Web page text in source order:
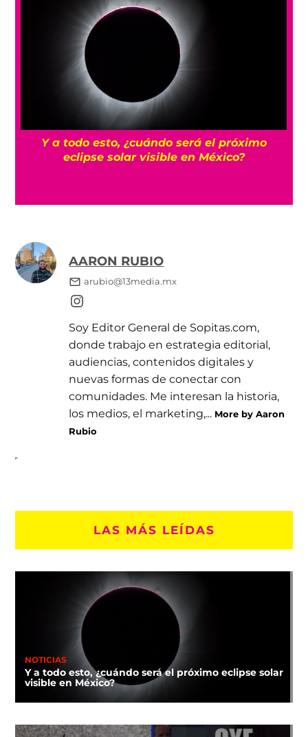
Y a todo esto, ¿cuándo será el próximo
eclipse solar visible en México?
AARON RUBIO
arubio@13media.mx
Soy Editor General de Sopitas.com,
donde trabajo en estrategia editorial,
audiencias, contenidos digitales y
nuevas formas de conectar con
comunidades. Me interesan la historia,
los medios, el marketing,... More by Aaron
Rubio
LAS MÁS LEÍDAS
NOTICIAS
Y a todo esto, ¿cuándo será el próximo eclipse solar
visible en México?